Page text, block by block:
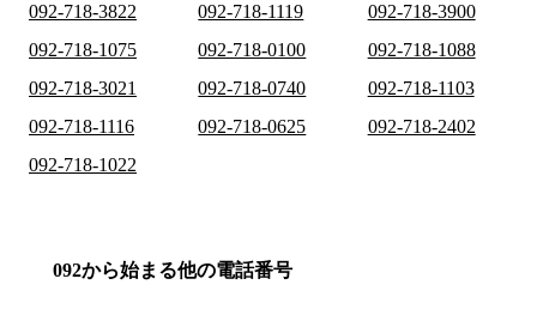
092-718-3822
092-718-1119
092-718-3900
092-718-1075
092-718-0100
092-718-1088
092-718-3021
092-718-0740
092-718-1103
092-718-1116
092-718-0625
092-718-2402
092-718-1022
092から始まる他の電話番号